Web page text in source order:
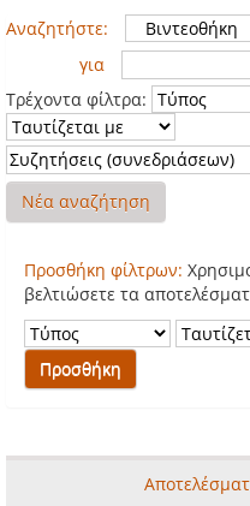
Αναζητήστε:
για
Τρέχοντα φίλτρα:
Νέα αναζήτηση
Προσθήκη φίλτρων:
βελτιώσετε τα